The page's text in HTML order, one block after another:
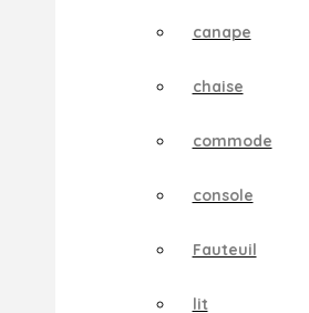
canape
chaise
commode
console
Fauteuil
lit